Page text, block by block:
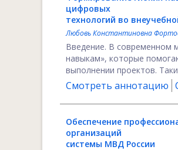
цифровых
технологий во
Любовь Константиновна
Введение. В современном
навыкам», которые
выполнении проектов.
Смотреть аннотацию
Обеспечение
организаций
системы МВД России